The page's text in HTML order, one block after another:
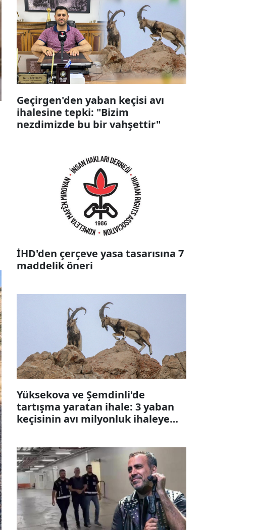
Geçirgen'den yaban keçisi avı
ihalesine tepki: "Bizim
nezdimizde bu bir vahşettir"
İHD'den çerçeve yasa tasarısına 7
maddelik öneri
Yüksekova ve Şemdinli'de
tartışma yaratan ihale: 3 yaban
keçisinin avı milyonluk ihaleye